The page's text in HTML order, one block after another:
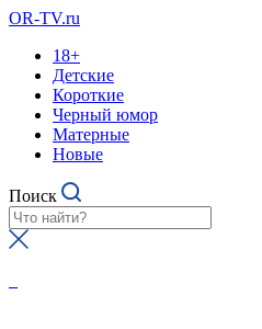
OR-TV.ru
18+
Детские
Короткие
Черный юмор
Матерные
Новые
Поиск